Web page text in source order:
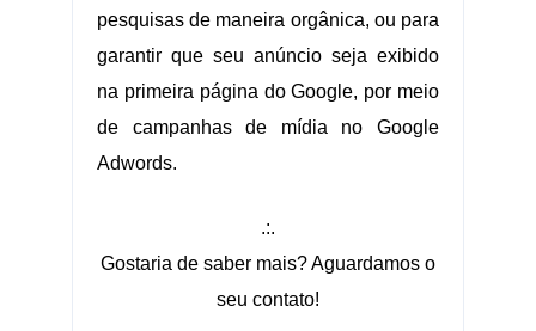
pesquisas de maneira orgânica, ou para
garantir que seu anúncio seja exibido
na primeira página do Google, por meio
de campanhas de mídia no Google
Adwords.
.:.
Gostaria de saber mais? Aguardamos o
seu contato!